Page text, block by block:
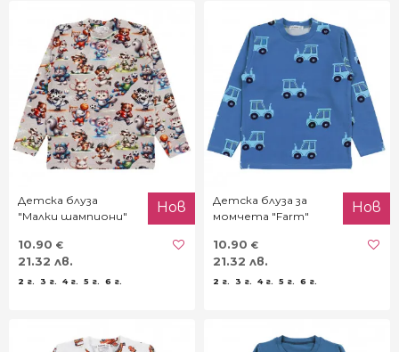
Детска блуза
"Малки шампиони"
Нов
10.90 €
21.32 лв.
2 г. 3 г. 4 г. 5 г. 6 г.
Детска блуза за
момчета "Farm"
Нов
10.90 €
21.32 лв.
2 г. 3 г. 4 г. 5 г. 6 г.